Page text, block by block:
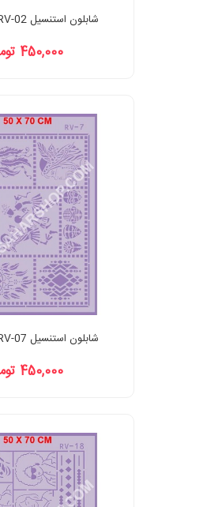
شابلون استنسیل RV-02 لیپان آرت
450,000 تومان
شابلون استنسیل RV-07 لیپان آرت
450,000 تومان